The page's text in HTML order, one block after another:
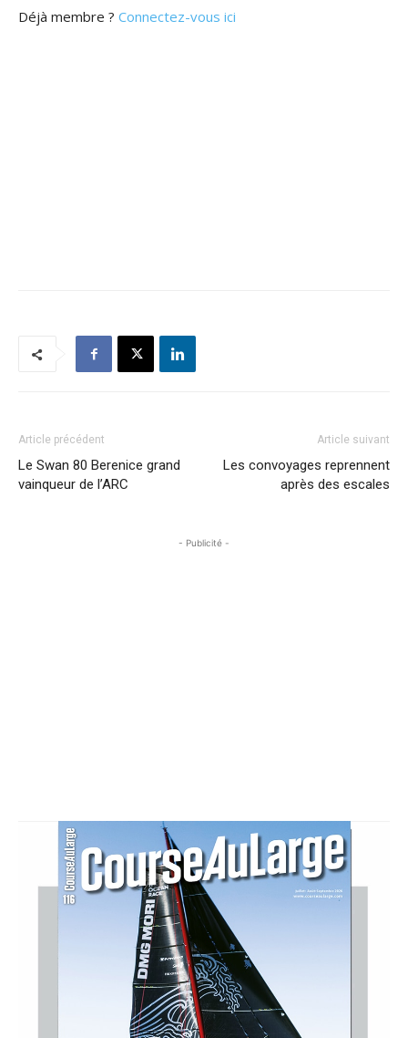
Déjà membre ? Connectez-vous ici
Article précédent
Le Swan 80 Berenice grand
vainqueur de l’ARC
Article suivant
Les convoyages reprennent
après des escales
- Publicité -